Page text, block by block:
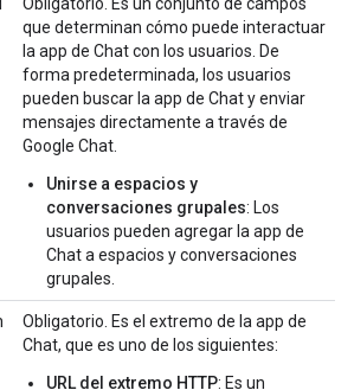
que determinan cómo puede interactuar
la app de Chat con los usuarios. De
forma predeterminada, los usuarios
pueden buscar la app de Chat y enviar
mensajes directamente a través de
Google Chat.
Unirse a espacios y
conversaciones grupales: Los
usuarios pueden agregar la app de
Chat a espacios y conversaciones
grupales.
Obligatorio. Es el extremo de la app de
Chat, que es uno de los siguientes:
URL del extremo HTTP: Es un